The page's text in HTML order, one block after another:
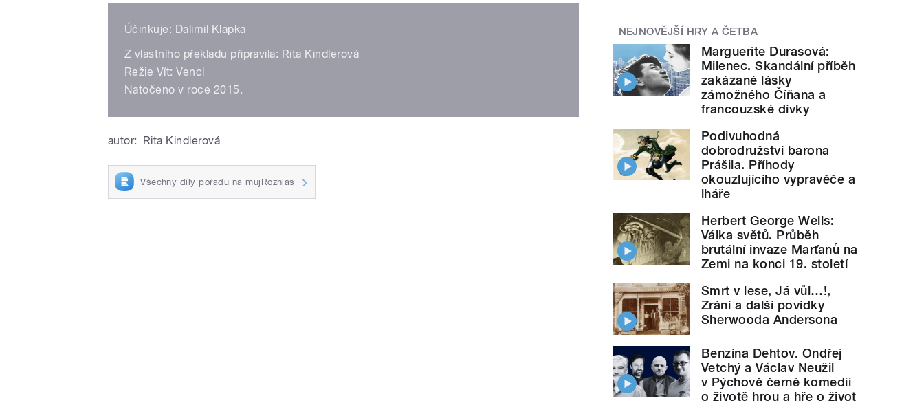
Účinkuje: Dalimil Klapka
Z vlastního překladu připravila: Rita Kindlerová
Režie Vít: Vencl
Natočeno v roce 2015.
autor: Rita Kindlerová
Všechny díly pořadu na mujRozhlas
NEJNOVĚJŠÍ HRY A ČETBA
Marguerite Durasová:
Milenec. Skandální příběh
zakázané lásky
zámožného Číňana a
francouzské dívky
Podivuhodná
dobrodružství barona
Prášila. Příhody
okouzlujícího vypravěče a
lháře
Herbert George Wells:
Válka světů. Průběh
brutální invaze Marťanů na
Zemi na konci 19. století
Smrt v lese, Já vůl…!,
Zrání a další povídky
Sherwooda Andersona
Benzína Dehtov. Ondřej
Vetchý a Václav Neužil
v Pýchově černé komedii
o životě hrou a hře o život